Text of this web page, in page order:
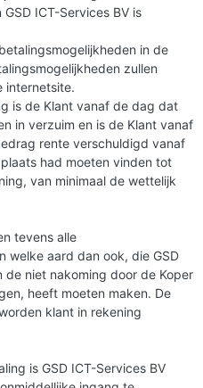
ICT-Services BV is
in de
zullen
internetsite.
is de Klant vanaf de dag dat
in verzuim en is de Klant vanaf
rente verschuldigd vanaf
had moeten vinden tot
van minimaal de wettelijk
tevens alle
welke aard dan ook, die GSD
de niet nakoming door de Koper
heeft moeten maken. De
klant in rekening
is GSD ICT-Services BV